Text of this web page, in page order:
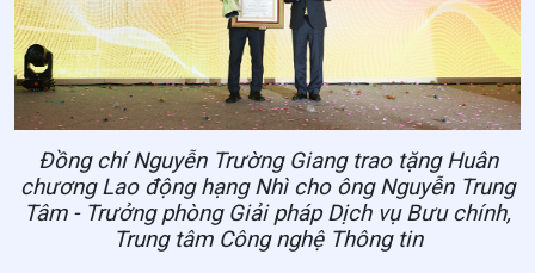
Đồng chí Nguyễn Trường Giang trao tặng Huân
chương Lao động hạng Nhì cho ông Nguyễn Trung
Tâm - Trưởng phòng Giải pháp Dịch vụ Bưu chính,
Trung tâm Công nghệ Thông tin